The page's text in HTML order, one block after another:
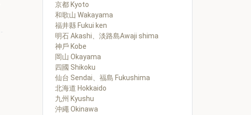
京都 Kyoto
和歌山 Wakayama
福井縣 Fukui ken
明石 Akashi、淡路島Awaji shima
神戶 Kobe
岡山 Okayama
四國 Shikoku
仙台 Sendai、福島 Fukushima
北海道 Hokkaido
九州 Kyushu
沖繩 Okinawa